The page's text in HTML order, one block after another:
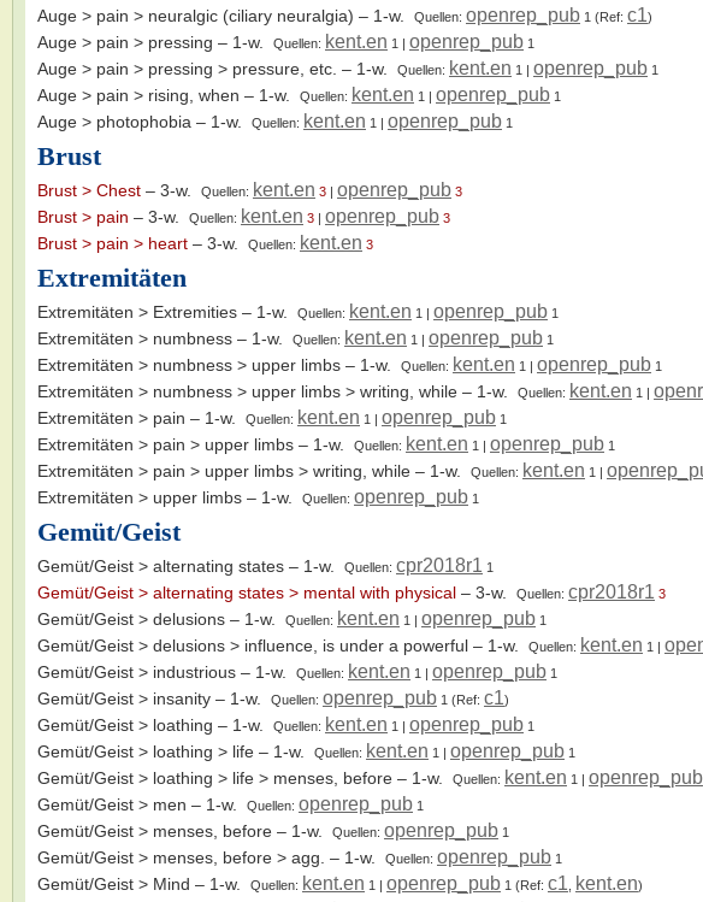
Auge > pain > neuralgic (ciliary neuralgia) – 1-w. Quellen: openrep_pub 1 (Ref: c1)
Auge > pain > pressing – 1-w. Quellen: kent.en 1 | openrep_pub 1
Auge > pain > pressing > pressure, etc. – 1-w. Quellen: kent.en 1 | openrep_pub 1
Auge > pain > rising, when – 1-w. Quellen: kent.en 1 | openrep_pub 1
Auge > photophobia – 1-w. Quellen: kent.en 1 | openrep_pub 1
Brust
Brust > Chest – 3-w. Quellen: kent.en 3 | openrep_pub 3
Brust > pain – 3-w. Quellen: kent.en 3 | openrep_pub 3
Brust > pain > heart – 3-w. Quellen: kent.en 3
Extremitäten
Extremitäten > Extremities – 1-w. Quellen: kent.en 1 | openrep_pub 1
Extremitäten > numbness – 1-w. Quellen: kent.en 1 | openrep_pub 1
Extremitäten > numbness > upper limbs – 1-w. Quellen: kent.en 1 | openrep_pub 1
Extremitäten > numbness > upper limbs > writing, while – 1-w. Quellen: kent.en 1 |
Extremitäten > pain – 1-w. Quellen: kent.en 1 | openrep_pub 1
Extremitäten > pain > upper limbs – 1-w. Quellen: kent.en 1 | openrep_pub 1
Extremitäten > pain > upper limbs > writing, while – 1-w. Quellen: kent.en 1 |
Extremitäten > upper limbs – 1-w. Quellen: openrep_pub 1
Gemüt/Geist
Gemüt/Geist > alternating states – 1-w. Quellen: cpr2018r1 1
Gemüt/Geist > alternating states > mental with physical – 3-w. Quellen: cpr2018r1 3
Gemüt/Geist > delusions – 1-w. Quellen: kent.en 1 | openrep_pub 1
Gemüt/Geist > delusions > influence, is under a powerful – 1-w. Quellen: kent.en 1 |
Gemüt/Geist > industrious – 1-w. Quellen: kent.en 1 | openrep_pub 1
Gemüt/Geist > insanity – 1-w. Quellen: openrep_pub 1 (Ref: c1)
Gemüt/Geist > loathing – 1-w. Quellen: kent.en 1 | openrep_pub 1
Gemüt/Geist > loathing > life – 1-w. Quellen: kent.en 1 | openrep_pub 1
Gemüt/Geist > loathing > life > menses, before – 1-w. Quellen: kent.en 1 | openrep_pub
Gemüt/Geist > men – 1-w. Quellen: openrep_pub 1
Gemüt/Geist > menses, before – 1-w. Quellen: openrep_pub 1
Gemüt/Geist > menses, before > agg. – 1-w. Quellen: openrep_pub 1
Gemüt/Geist > Mind – 1-w. Quellen: kent.en 1 | openrep_pub 1 (Ref: c1 kent.en)